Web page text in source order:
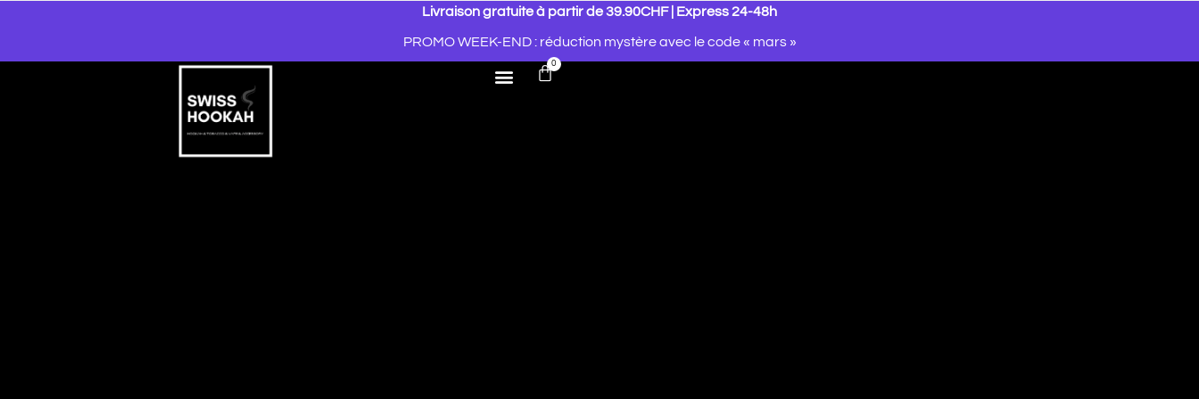
Livraison gratuite à partir de 39.90CHF | Express 24-48h
PROMO WEEK-END : réduction mystère avec le code « mars »
0